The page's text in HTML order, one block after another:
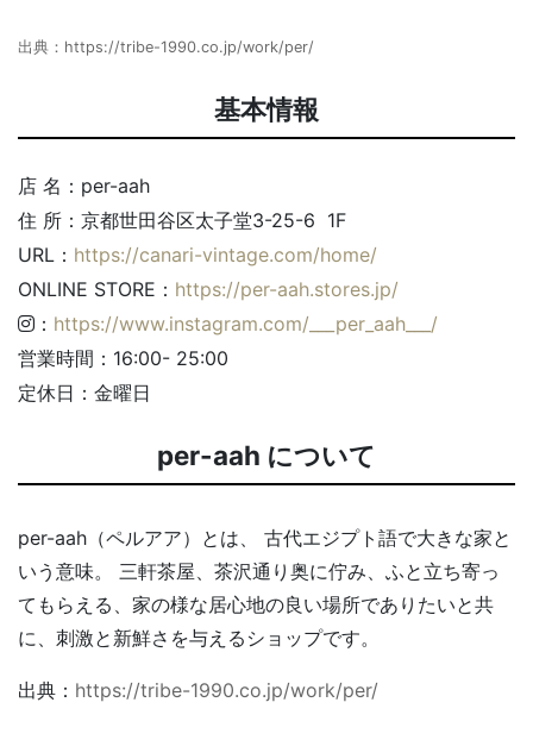
出典： https://tribe-1990.co.jp/work/per/
基本情報
店 名：per-aah
住 所：京都世田谷区太子堂3-25-6 1F
URL： https://canari-vintage.com/home/
ONLINE STORE： https://per-aah.stores.jp/
： https://www.instagram.com/___per_aah___/
営業時間：16:00- 25:00
定休日：金曜日
per-aah について
per-aah（ペルアア）とは、 古代エジプト語で大きな家と
いう意味。 三軒茶屋、茶沢通り奥に佇み、ふと立ち寄っ
てもらえる、家の様な居心地の良い場所でありたいと共
に、刺激と新鮮さを与えるショップです。
出典： https://tribe-1990.co.jp/work/per/